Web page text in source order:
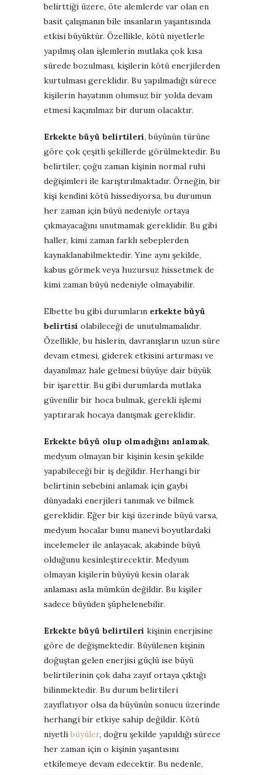
belirttiği üzere, öte alemlerde var olan en
basit çalışmanın bile insanların yaşantısında
etkisi büyüktür. Özellikle, kötü niyetlerle
yapılmış olan işlemlerin mutlaka çok kısa
sürede bozulması, kişilerin kötü enerjilerden
kurtulması gereklidir. Bu yapılmadığı sürece
kişilerin hayatının olumsuz bir yolda devam
etmesi kaçınılmaz bir durum olacaktır.
Erkekte büyü belirtileri, büyünün türüne
göre çok çeşitli şekillerde görülmektedir. Bu
belirtiler, çoğu zaman kişinin normal ruhi
değişimleri ile karıştırılmaktadır. Örneğin, bir
kişi kendini kötü hissediyorsa, bu durumun
her zaman için büyü nedeniyle ortaya
çıkmayacağını unutmamak gereklidir. Bu gibi
haller, kimi zaman farklı sebeplerden
kaynaklanabilmektedir. Yine aynı şekilde,
kabus görmek veya huzursuz hissetmek de
kimi zaman büyü nedeniyle olmayabilir.
Elbette bu gibi durumların erkekte büyü
belirtisi olabileceği de unutulmamalıdır.
Özellikle, bu hislerin, davranışların uzun süre
devam etmesi, giderek etkisini artırması ve
dayanılmaz hale gelmesi büyüye dair büyük
bir işarettir. Bu gibi durumlarda mutlaka
güvenilir bir hoca bulmak, gerekli işlemi
yaptırarak hocaya danışmak gereklidir.
Erkekte büyü olup olmadığını anlamak,
medyum olmayan bir kişinin kesin şekilde
yapabileceği bir iş değildir. Herhangi bir
belirtinin sebebini anlamak için gaybi
dünyadaki enerjileri tanımak ve bilmek
gereklidir. Eğer bir kişi üzerinde büyü varsa,
medyum hocalar bunu manevi boyutlardaki
incelemeler ile anlayacak, akabinde büyü
olduğunu kesinleştirecektir. Medyum
olmayan kişilerin büyüyü kesin olarak
anlaması asla mümkün değildir. Bu kişiler
sadece büyüden şüphelenebilir.
Erkekte büyü belirtileri kişinin enerjisine
göre de değişmektedir. Büyülenen kişinin
doğuştan gelen enerjisi güçlü ise büyü
belirtilerinin çok daha zayıf ortaya çıktığı
bilinmektedir. Bu durum belirtileri
zayıflatıyor olsa da büyünün sonucu üzerinde
herhangi bir etkiye sahip değildir. Kötü
niyetli büyüler, doğru şekilde yapıldığı sürece
her zaman için o kişinin yaşantısını
etkilemeye devam edecektir. Bu nedenle,